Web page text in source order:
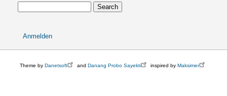
account
menu
Anmelden
Theme by Danetsoft and Danang Probo Sayekti inspired by Maksimer